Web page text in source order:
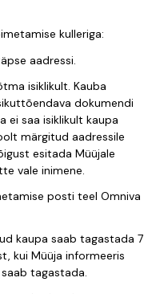
kulleriga:
aadressi.
isiklikult. Kauba
dokumendi
ei saa isiklikult kaupa
märgitud aadressile
esitada Müüjale
vale inimene.
posti teel Omniva
kaupa saab tagastada 7
kui Müüja informeeris
tagastada.